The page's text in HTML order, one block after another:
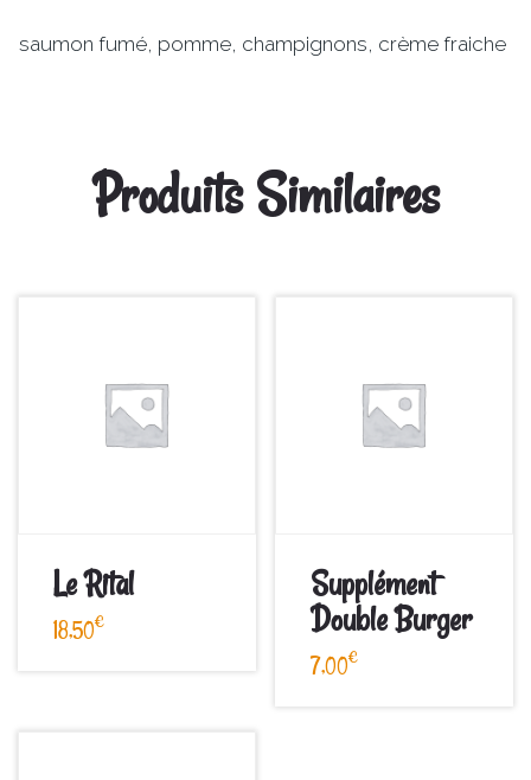
saumon fumé, pomme, champignons, crème fraiche
Produits Similaires
Le Rital
18,50€
Supplément
Double Burger
7,00€